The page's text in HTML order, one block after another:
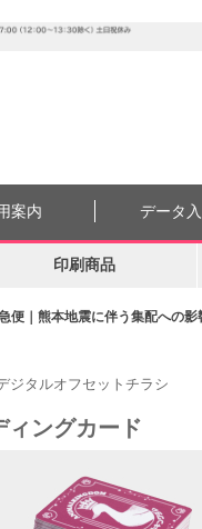
便｜熊本地震に伴う集配への
案内 データ
印刷商品
ジタルオフセットチラシ
ィングカード